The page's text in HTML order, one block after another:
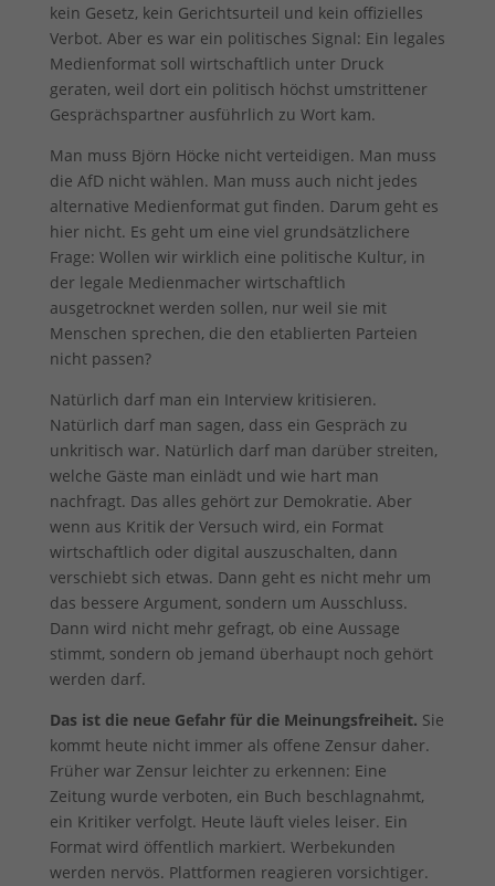
kein Gesetz, kein Gerichtsurteil und kein offizielles
Verbot. Aber es war ein politisches Signal: Ein legales
Medienformat soll wirtschaftlich unter Druck
geraten, weil dort ein politisch höchst umstrittener
Gesprächspartner ausführlich zu Wort kam.
Man muss Björn Höcke nicht verteidigen. Man muss
die AfD nicht wählen. Man muss auch nicht jedes
alternative Medienformat gut finden. Darum geht es
hier nicht. Es geht um eine viel grundsätzlichere
Frage: Wollen wir wirklich eine politische Kultur, in
der legale Medienmacher wirtschaftlich
ausgetrocknet werden sollen, nur weil sie mit
Menschen sprechen, die den etablierten Parteien
nicht passen?
Natürlich darf man ein Interview kritisieren.
Natürlich darf man sagen, dass ein Gespräch zu
unkritisch war. Natürlich darf man darüber streiten,
welche Gäste man einlädt und wie hart man
nachfragt. Das alles gehört zur Demokratie. Aber
wenn aus Kritik der Versuch wird, ein Format
wirtschaftlich oder digital auszuschalten, dann
verschiebt sich etwas. Dann geht es nicht mehr um
das bessere Argument, sondern um Ausschluss.
Dann wird nicht mehr gefragt, ob eine Aussage
stimmt, sondern ob jemand überhaupt noch gehört
werden darf.
Das ist die neue Gefahr für die Meinungsfreiheit. Sie
kommt heute nicht immer als offene Zensur daher.
Früher war Zensur leichter zu erkennen: Eine
Zeitung wurde verboten, ein Buch beschlagnahmt,
ein Kritiker verfolgt. Heute läuft vieles leiser. Ein
Format wird öffentlich markiert. Werbekunden
werden nervös. Plattformen reagieren vorsichtiger.
Datenschutzerklärung Impressum